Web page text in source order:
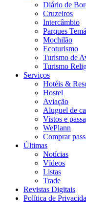
Diário de
Cruzeiros
Intercâmbio
Parques
Mochilão
Ecoturismo
Turismo de
Turismo
Serviços
Hotéis &
Hostel
Aviação
Aluguel de
Vistos e
WePlann
Comprar
Últimas
Notícias
Vídeos
Listas
Trade
Revistas Digitais
Política de